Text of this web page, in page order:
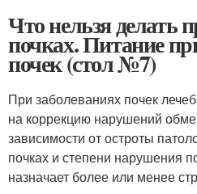
Что нельзя делать
почках. Питание
почек (стол №7)
При заболеваниях почек
на коррекцию нарушений
зависимости от остроты
почках и степени нарушения
назначает более или менее